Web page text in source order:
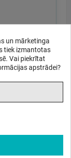
un mārketinga
tiek izmantotas
Vai piekrītat
apstrādei?